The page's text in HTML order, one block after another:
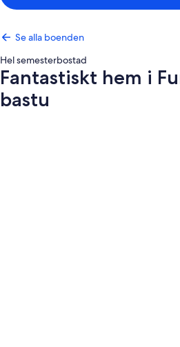
Se alla boenden
Hel semesterbostad
Fantastiskt hem i
bastu